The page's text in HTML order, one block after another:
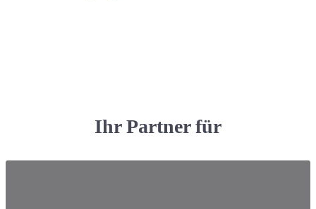
Ihr Partner für